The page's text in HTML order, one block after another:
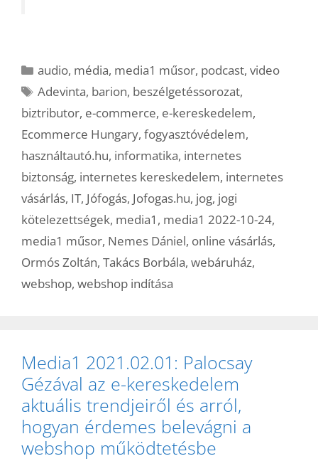
Kategória
audio, média, media1 műsor, podcast,video
Címkék
Adevinta, barion, beszélgetéssorozat,
biztributor, e-commerce, e-kereskedelem,
Ecommerce Hungary, fogyasztóvédelem,
használtautó.hu, informatika, internetes
biztonság, internetes kereskedelem, internetes
vásárlás, IT, Jófogás, Jofogas.hu, jog, jogi
kötelezettségek, media1 , media1 2022-10-24,
media1 műsor, Nemes Dániel, online vásárlás,
Ormós Zoltán, Takács Borbála, webáruház,
webshop, webshop indítása
Media1 2021.02.01: Palocsay
Gézával az e-kereskedelem
aktuális trendjeiről és arról,
hogyan érdemes belevágni a
webshop működtetésbe